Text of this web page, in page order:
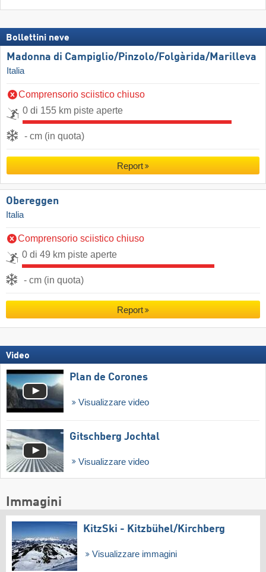
Bollettini neve
Madonna di Campiglio/​Pinzolo/​Folgàrida/​Marilleva
Italia
Comprensorio sciistico chiuso
0 di 155 km piste aperte
- cm (in quota)
Report
Obereggen
Italia
Comprensorio sciistico chiuso
0 di 49 km piste aperte
- cm (in quota)
Report
Video
Plan de Corones
Visualizzare video
Gitschberg Jochtal
Visualizzare video
Immagini
KitzSki - Kitzbühel/​Kirchberg
Visualizzare immagini